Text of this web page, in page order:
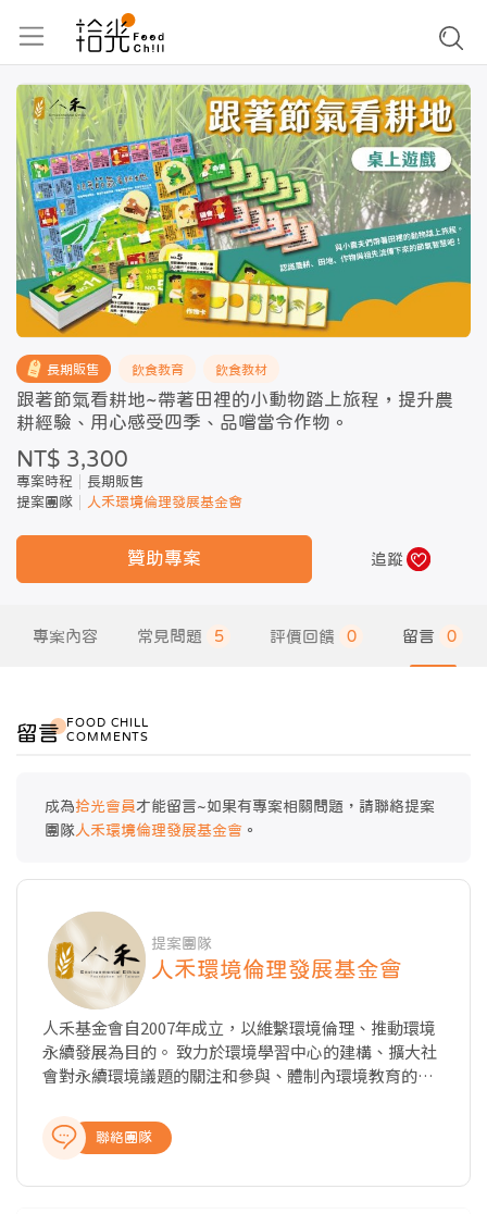
追蹤
長期販售 飲食教育 飲食教材
跟著節氣看耕地~帶著田裡的小動物踏上旅程，提升農
耕經驗、用心感受四季、品嚐當令作物。
NT$ 3,300
專案時程
長期販售
提案團隊
人禾環境倫理發展基金會
贊助專案
專案內容 常見問題 5 評價回饋 0 留言 0
留言FOOD CHILL
COMMENTS
成為拾光會員才能留言~如果有專案相關問題，請聯絡提案
團隊 人禾環境倫理發展基金會。
提案團隊
人禾環境倫理發展基金會
人禾基金會自2007年成立，以維繫環境倫理、推動環境
永續發展為目的。 致力於環境學習中心的建構、擴大社
會對永續環境議題的關注和參與、體制內環境教育的落
務保育的行動，包括水梯田等里山地景、獨立溪流洄游
生態系主題。
聯絡團隊